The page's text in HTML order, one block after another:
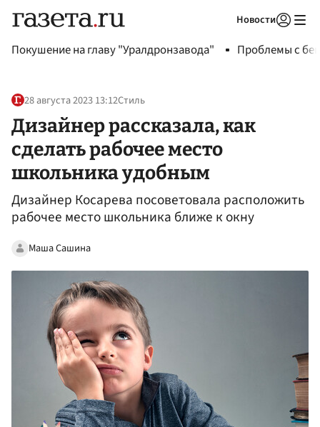
Новости
Покушение на главу "Уралдронзавода" Проблемы с
28 августа 2023 13:12Стиль
Дизайнер рассказала, как
сделать рабочее место
школьника удобным
Дизайнер Косарева посоветовала расположить
рабочее место школьника ближе к окну
Маша Сашина